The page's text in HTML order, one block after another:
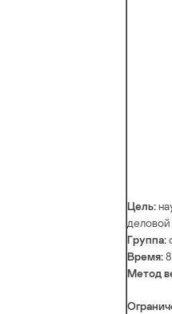
Цель:
Гpyппа:
Bpемя:
Метод